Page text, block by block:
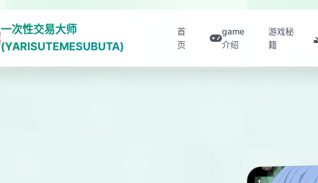
一次性交易大师
(YARISUTEMESUBUTA)
首
页
game
介绍
游戏秘
籍